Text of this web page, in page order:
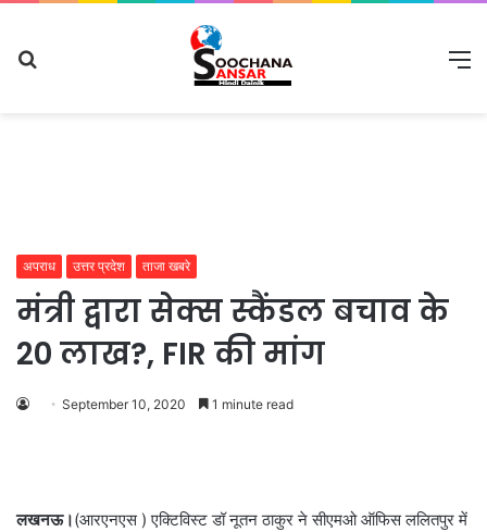
अपराध उत्तर प्रदेश ताजा खबरे
मंत्री द्वारा सेक्स स्कैंडल बचाव के
20 लाख?, FIR की मांग
September 10, 2020 1 minute read
लखनऊ।(आरएनएस ) एक्टिविस्ट डॉ नूतन ठाकुर ने सीएमओ ऑफिस ललितपुर में